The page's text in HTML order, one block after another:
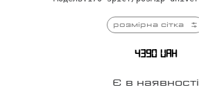
розмірна сітка
4390 UAH
Є в наявності